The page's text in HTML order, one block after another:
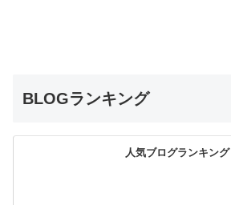
BLOGランキング
人気ブログランキング